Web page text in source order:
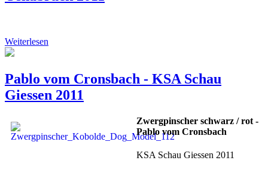
Weiterlesen
Pablo vom Cronsbach - KSA Schau
Giessen 2011
Zwergpinscher schwarz / rot -
Pablo vom Cronsbach
KSA Schau Giessen 2011